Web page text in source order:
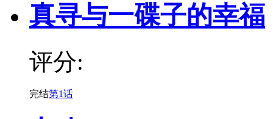
真寻与一碟子的幸福
评分:
完结第1话